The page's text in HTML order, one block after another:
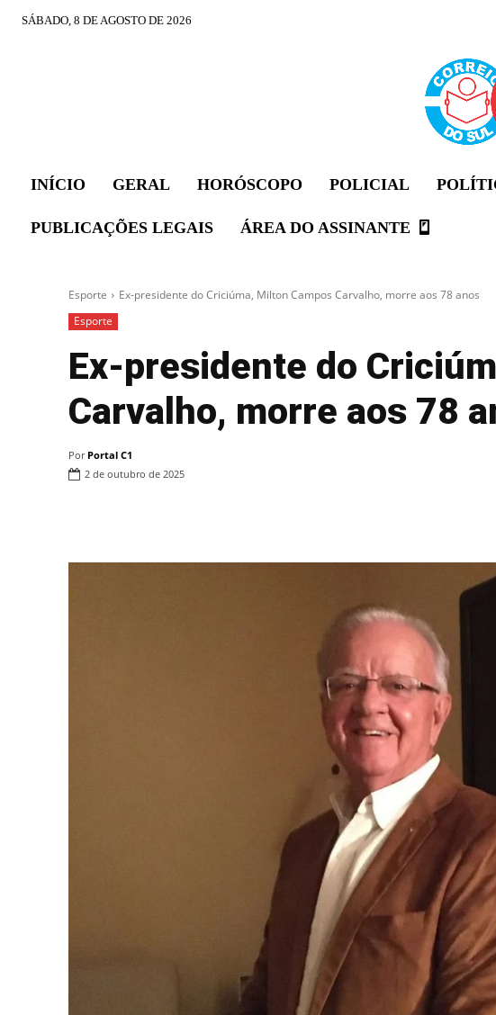
SÁBADO, 8 DE AGOSTO DE 2026
INÍCIO GERAL HORÓSCOPO POLICIAL
PUBLICAÇÕES LEGAIS ÁREA DO ASSINANTE
Esporte
Ex-presidente do Criciúma, Milton Campos Carvalho, morre aos 78 anos
Esporte
Ex-presidente do
Carvalho, morre aos 78
Por Portal C1
2 de outubro de 2025